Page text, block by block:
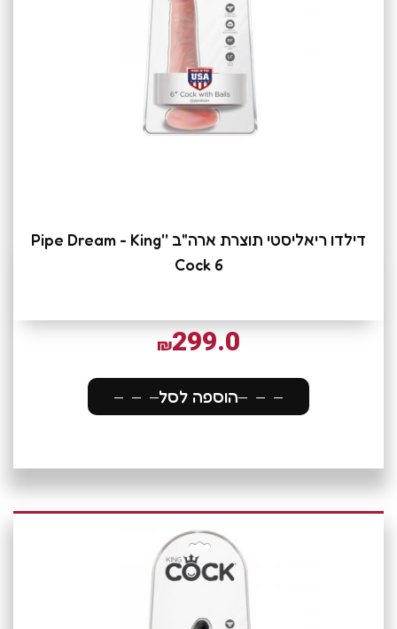
דילדו ריאליסטי תוצרת ארה"ב ''Pipe Dream - King
Cock 6
₪299.0
הוספה לסל